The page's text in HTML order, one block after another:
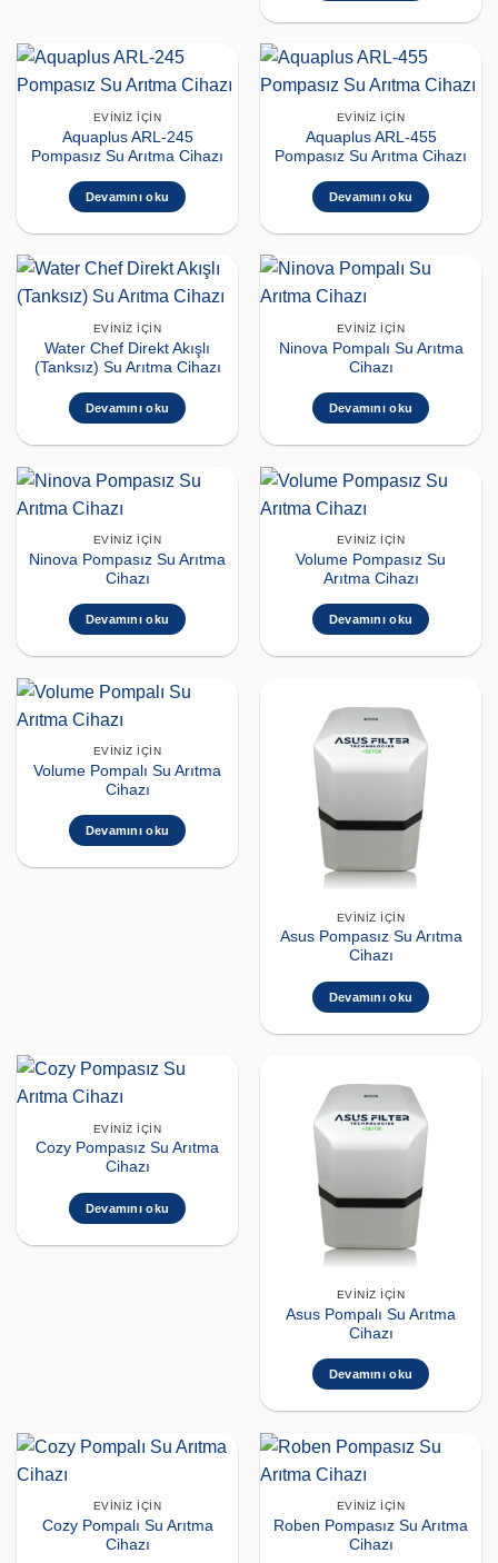
EVINIZ İÇIN
Aquaplus ARL-245
Pompasız Su Arıtma Cihazı
Devamını oku
EVINIZ İÇIN
Aquaplus ARL-455
Pompasız Su Arıtma Cihazı
Devamını oku
EVINIZ İÇIN
Water Chef Direkt Akışlı
(Tanksız) Su Arıtma Cihazı
Devamını oku
EVINIZ İÇIN
Ninova Pompalı Su Arıtma
Cihazı
Devamını oku
EVINIZ İÇIN
Ninova Pompasız Su Arıtma
Cihazı
Devamını oku
EVINIZ İÇIN
Volume Pompasız Su
Arıtma Cihazı
Devamını oku
EVINIZ İÇIN
Volume Pompalı Su Arıtma
Cihazı
Devamını oku
EVINIZ İÇIN
Asus Pompasız Su Arıtma
Cihazı
Devamını oku
EVINIZ İÇIN
Cozy Pompasız Su Arıtma
Cihazı
Devamını oku
EVINIZ İÇIN
Asus Pompalı Su Arıtma
Cihazı
Devamını oku
EVINIZ İÇIN
Cozy Pompalı Su Arıtma
Cihazı
EVINIZ İÇIN
Roben Pompasız Su Arıtma
Cihazı